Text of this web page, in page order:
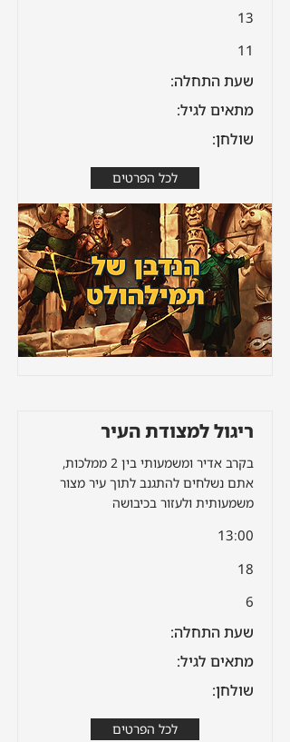
13
11
שעת התחלה:
מתאים לגיל:
שולחן:
לכל הפרטים
ריגול למצודת העיר
בקרב אדיר ומשמעותי בין 2 ממלכות,
אתם נשלחים להתגנב לתוך עיר מצור
משמעותית ולעזור בכיבושה
13:00
18
6
שעת התחלה:
מתאים לגיל:
שולחן:
לכל הפרטים